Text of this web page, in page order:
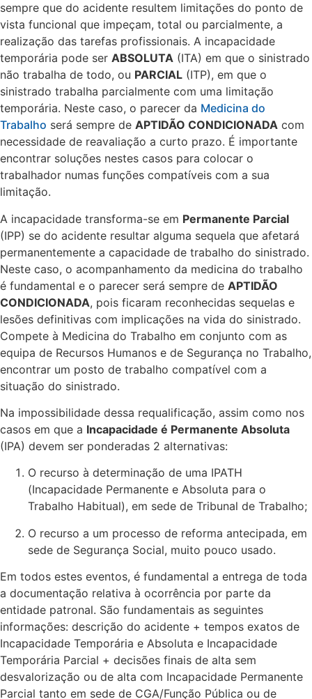
sempre que do acidente resultem limitações do ponto de
vista funcional que impeçam, total ou parcialmente, a
realização das tarefas profissionais. A incapacidade
temporária pode ser ABSOLUTA (ITA) em que o sinistrado
não trabalha de todo, ou PARCIAL (ITP), em que o
sinistrado trabalha parcialmente com uma limitação
temporária. Neste caso, o parecer da Medicina do
Trabalho será sempre de APTIDÃO CONDICIONADA com
necessidade de reavaliação a curto prazo. É importante
encontrar soluções nestes casos para colocar o
trabalhador numas funções compatíveis com a sua
limitação.
A incapacidade transforma-se em Permanente Parcial
(IPP) se do acidente resultar alguma sequela que afetará
permanentemente a capacidade de trabalho do sinistrado.
Neste caso, o acompanhamento da medicina do trabalho
é fundamental e o parecer será sempre de APTIDÃO
CONDICIONADA, pois ficaram reconhecidas sequelas e
lesões definitivas com implicações na vida do sinistrado.
Compete à Medicina do Trabalho em conjunto com as
equipa de Recursos Humanos e de Segurança no Trabalho,
encontrar um posto de trabalho compatível com a
situação do sinistrado.
Na impossibilidade dessa requalificação, assim como nos
casos em que a Incapacidade é Permanente Absoluta
(IPA) devem ser ponderadas 2 alternativas:
O recurso à determinação de uma IPATH
(Incapacidade Permanente e Absoluta para o
Trabalho Habitual), em sede de Tribunal de Trabalho;
O recurso a um processo de reforma antecipada, em
sede de Segurança Social, muito pouco usado.
Em todos estes eventos, é fundamental a entrega de toda
a documentação relativa à ocorrência por parte da
entidade patronal. São fundamentais as seguintes
informações: descrição do acidente + tempos exatos de
Incapacidade Temporária e Absoluta e Incapacidade
Temporária Parcial + decisões finais de alta sem
desvalorização ou de alta com Incapacidade Permanente
Parcial tanto em sede de CGA/Função Pública ou de